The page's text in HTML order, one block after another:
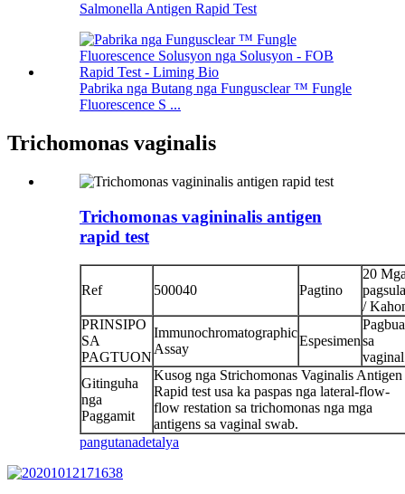
Salmonella Antigen Rapid Test
Pabrika nga Butang nga Fungusclear ™ Fungle
Fluorescence S ...
Trichomonas vaginalis
Trichomonas vagininalis antigen
rapid test
Ref 500040 Pagtino
20
/
PRINSIPO
SA
PAGTUON
Immunochromatographic
Assay
Espesimensa
vaginal
Gitinguha
nga
Paggamit
Kusog nga Strichomonas Vaginalis Antigen
Rapid test usa ka paspas nga lateral-flow-
flow restation sa trichomonas nga mga
antigens sa vaginal swab.
pangutanadetalya